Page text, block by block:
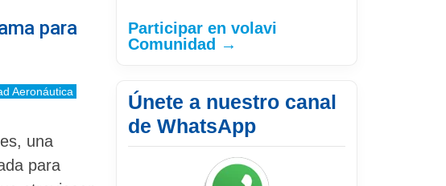
para
Aeronáutica
una
para
Participar en volavi
Comunidad →
Únete a nuestro canal
de WhatsApp